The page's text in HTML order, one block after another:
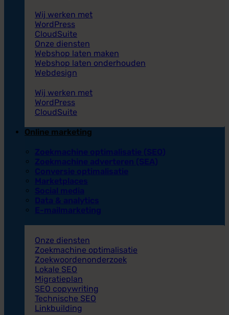
Wij werken met
WordPress
CloudSuite
Onze diensten
Webshop laten maken
Webshop laten onderhouden
Webdesign
Wij werken met
WordPress
CloudSuite
Online marketing
Zoekmachine optimalisatie (SEO)
Zoekmachine adverteren (SEA)
Conversie optimalisatie
Marketplaces
Social media
Data & analytics
E-mailmarketing
Onze diensten
Zoekmachine optimalisatie
Zoekwoordenonderzoek
Lokale SEO
Migratieplan
SEO copywriting
Technische SEO
Linkbuilding